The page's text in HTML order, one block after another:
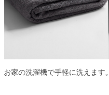
お家の洗濯機で手軽に洗えます。